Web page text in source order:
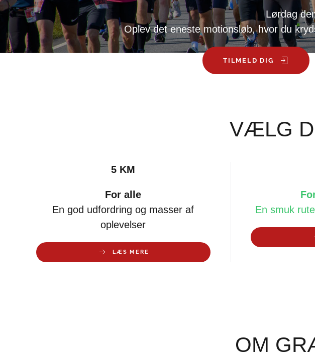
Lørdag
Oplev det eneste motionsløb, hvor du
TILMELD DIG
VÆLG
5 KM
For alle
En god udfordring og masser af
oplevelser
LÆS MERE
En smuk
OM